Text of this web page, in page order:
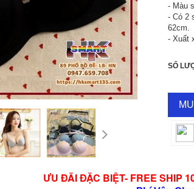
- Màu
- Có 2
62cm.
- Xuất
SỐ
ƯU ĐÃI ĐẶC BIỆT- FREE SHIP